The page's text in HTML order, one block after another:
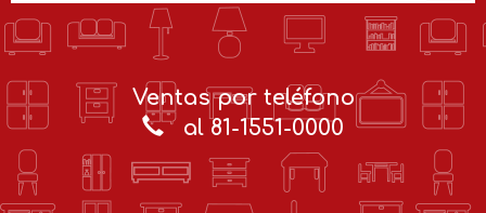
Ventas por teléfono
al 81-1551-0000